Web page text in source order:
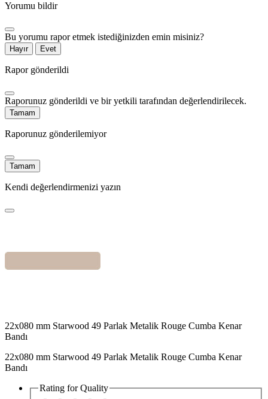
Yorumu bildir
Bu yorumu rapor etmek istediğinizden emin misiniz?
Hayır Evet
Rapor gönderildi
Raporunuz gönderildi ve bir yetkili tarafından değerlendirilecek.
Tamam
Raporunuz gönderilemiyor
Tamam
Kendi değerlendirmenizi yazın
22x080 mm Starwood 49 Parlak Metalik Rouge Cumba Kenar
Bandı
22x080 mm Starwood 49 Parlak Metalik Rouge Cumba Kenar
Bandı
Rating forQuality